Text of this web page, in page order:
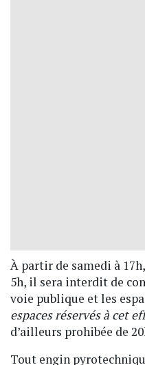
À partir de samedi à
5h, il sera interdit de
voie publique et les
espaces réservés à cet
d’ailleurs prohibée de
Tout engin